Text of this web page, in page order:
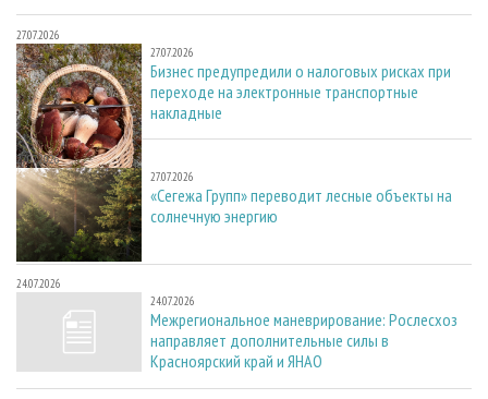
27.07.2026
27.07.2026
Бизнес предупредили о налоговых рисках при
переходе на электронные транспортные
накладные
27.07.2026
27.07.2026
«Сегежа Групп» переводит лесные объекты на
солнечную энергию
24.07.2026
24.07.2026
Межрегиональное маневрирование: Рослесхоз
направляет дополнительные силы в
Красноярский край и ЯНАО